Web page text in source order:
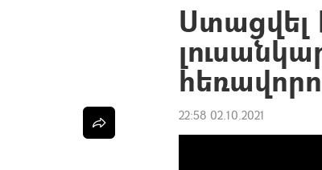
Ստացվել
22:58 02.10.2021